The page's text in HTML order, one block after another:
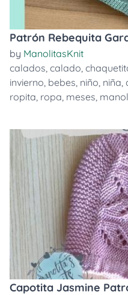
Patrón Rebequita
by ManolitasKnit
calados, calado,
invierno, bebes, niño, niña,
ropita, ropa, meses,
Capotita Jasmine